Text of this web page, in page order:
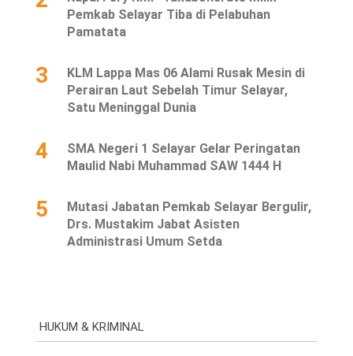
Pemkab Selayar Tiba di Pelabuhan
Pamatata
3
KLM Lappa Mas 06 Alami Rusak Mesin di
Perairan Laut Sebelah Timur Selayar,
Satu Meninggal Dunia
4
SMA Negeri 1 Selayar Gelar Peringatan
Maulid Nabi Muhammad SAW 1444 H
5
Mutasi Jabatan Pemkab Selayar Bergulir,
Drs. Mustakim Jabat Asisten
Administrasi Umum Setda
HUKUM & KRIMINAL